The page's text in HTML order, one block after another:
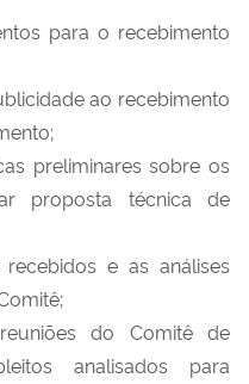
para o recebimento
ao recebimento
preliminares sobre os
proposta técnica de
e as análises
do Comitê de
analisados para